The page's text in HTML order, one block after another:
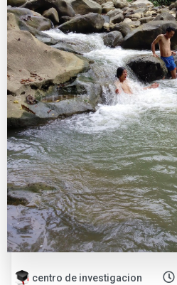
centro de investigacion